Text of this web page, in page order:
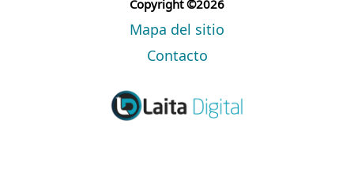
Copyright ©2026
Mapa del sitio
Contacto